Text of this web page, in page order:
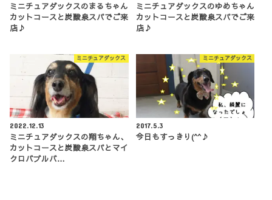
ミニチュアダックスのまるちゃん
カットコースと炭酸泉スパでご来
店♪
ミニチュアダックスのゆめちゃん
カットコースと炭酸泉スパでご来
店♪
ミニチュアダックス
2022.12.13
ミニチュアダックスの翔ちゃん、
カットコースと炭酸泉スパとマイ
クロバブルバ…
ミニチュアダックス
2017.5.3
今日もすっきり(^^♪